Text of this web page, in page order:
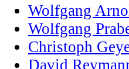
Wolfgang
Wolfgang
Christoph
David